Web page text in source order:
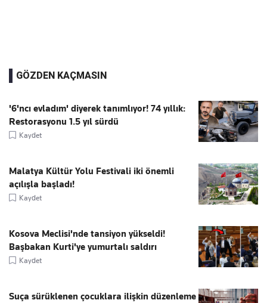
GÖZDEN KAÇMASIN
'6'ncı evladım' diyerek tanımlıyor! 74 yıllık:
Restorasyonu 1.5 yıl sürdü
Kaydet
Malatya Kültür Yolu Festivali iki önemli
açılışla başladı!
Kaydet
Kosova Meclisi'nde tansiyon yükseldi!
Başbakan Kurti'ye yumurtalı saldırı
Kaydet
Suça sürüklenen çocuklara ilişkin düzenleme